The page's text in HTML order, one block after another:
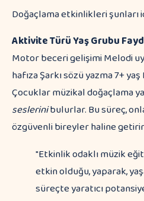
Doğaçlama etkinlikleri şunları
Aktivite TürüYaş Grubu
Motor beceri gelişimi Melodi
hafıza Şarkı sözü yazma 7+
Çocuklar müzikal doğaçlama
seslerinibulurlar. Bu süreç,
özgüvenli bireyler haline
"Etkinlik odaklı müzik
etkin olduğu, yaparak,
süreçte yaratıcı